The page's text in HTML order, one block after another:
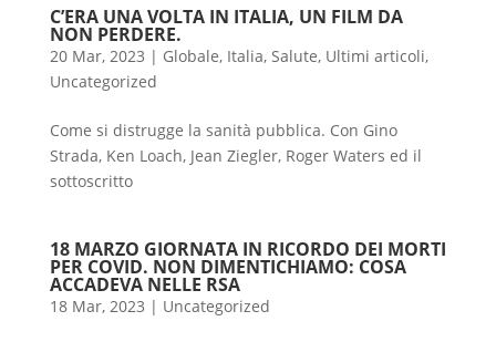
C’ERA UNA VOLTA IN ITALIA, UN FILM DA
NON PERDERE.
20 Mar, 2023 | Globale, Italia, Salute, Ultimi articoli,
Uncategorized
Come si distrugge la sanità pubblica. Con Gino
Strada, Ken Loach, Jean Ziegler, Roger Waters ed il
sottoscritto
18 MARZO GIORNATA IN RICORDO DEI MORTI
PER COVID. NON DIMENTICHIAMO: COSA
ACCADEVA NELLE RSA
18 Mar, 2023 | Uncategorized